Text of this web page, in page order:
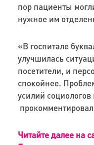
пор пациенты
нужное им
«В госпитале
улучшилась
посетители, и
спокойнее.
усилий
Читайте далее на